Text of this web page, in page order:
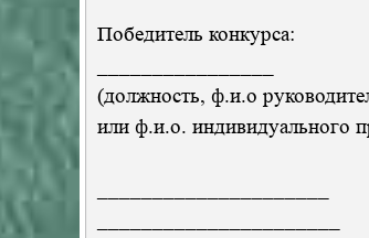
Победитель конкурса:
(должность, ф.и.о
или ф.и.о. индивидуального